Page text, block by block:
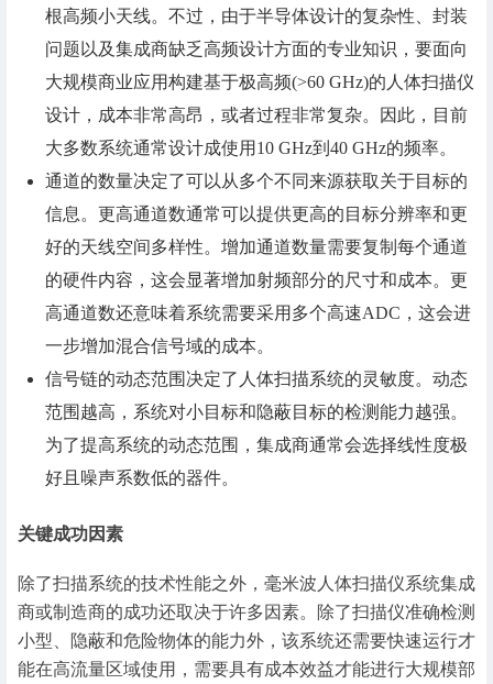
根高频小天线。不过，由于半导体设计的复杂性、封装
问题以及集成商缺乏高频设计方面的专业知识，要面向
大规模商业应用构建基于极高频(>60 GHz)的人体扫描仪
设计，成本非常高昂，或者过程非常复杂。因此，目前
大多数系统通常设计成使用10 GHz到40 GHz的频率。
通道的数量决定了可以从多个不同来源获取关于目标的
信息。更高通道数通常可以提供更高的目标分辨率和更
好的天线空间多样性。增加通道数量需要复制每个通道
的硬件内容，这会显著增加射频部分的尺寸和成本。更
高通道数还意味着系统需要采用多个高速ADC，这会进
一步增加混合信号域的成本。
信号链的动态范围决定了人体扫描系统的灵敏度。动态
范围越高，系统对小目标和隐蔽目标的检测能力越强。
为了提高系统的动态范围，集成商通常会选择线性度极
好且噪声系数低的器件。
关键成功因素
除了扫描系统的技术性能之外，毫米波人体扫描仪系统集成
商或制造商的成功还取决于许多因素。除了扫描仪准确检测
小型、隐蔽和危险物体的能力外，该系统还需要快速运行才
能在高流量区域使用，需要具有成本效益才能进行大规模部